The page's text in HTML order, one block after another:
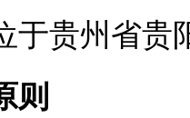
于贵州省贵
则